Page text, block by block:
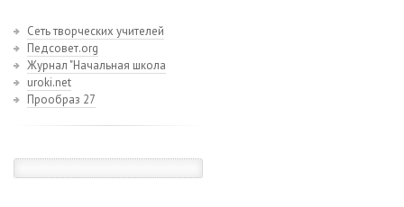
Сеть творческих учителей
Педсовет.org
Журнал "Начальная школа
uroki.net
Прообраз 27